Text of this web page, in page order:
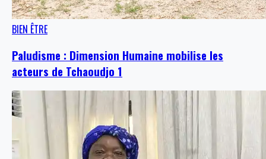
BIEN ÊTRE
Paludisme : Dimension Humaine mobilise les
acteurs de Tchaoudjo 1